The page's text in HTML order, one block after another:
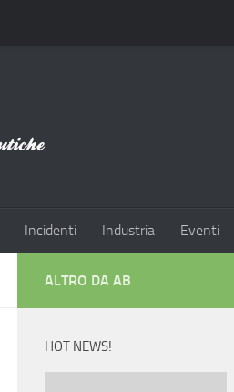
Incidenti Industria Eventi
ALTRO DA AB
HOT NEWS!